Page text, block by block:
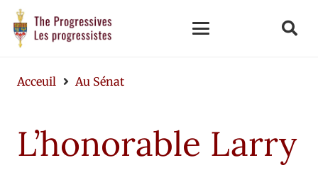
Acceuil Au Sénat
L’honorable Larry